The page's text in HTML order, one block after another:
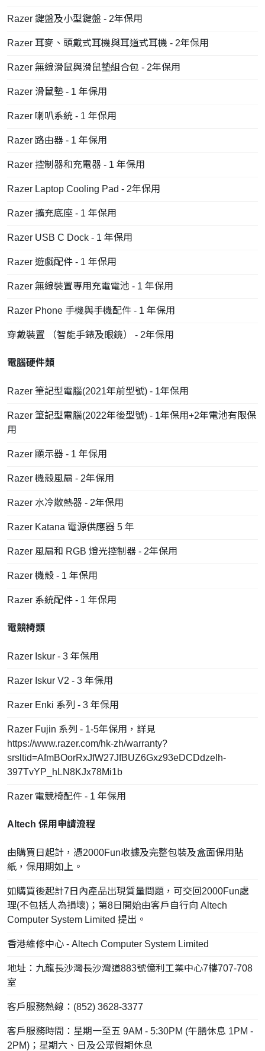
Razer 鍵盤及小型鍵盤 - 2年保用
Razer 耳麥、頭戴式耳機與耳道式耳機 - 2年保用
Razer 無線滑鼠與滑鼠墊組合包 - 2年保用
Razer 滑鼠墊 - 1 年保用
Razer 喇叭系統 - 1 年保用
Razer 路由器 - 1 年保用
Razer 控制器和充電器 - 1 年保用
Razer Laptop Cooling Pad - 2年保用
Razer 擴充底座 - 1 年保用
Razer USB C Dock - 1 年保用
Razer 遊戲配件 - 1 年保用
Razer 無線裝置專用充電電池 - 1 年保用
Razer Phone 手機與手機配件 - 1 年保用
穿戴裝置 （智能手錶及眼鏡） - 2年保用
電腦硬件類
Razer 筆記型電腦(2021年前型號) - 1年保用
Razer 筆記型電腦(2022年後型號) - 1年保用+2年電池有限保
用
Razer 顯示器 - 1 年保用
Razer 機殼風扇 - 2年保用
Razer 水冷散熱器 - 2年保用
Razer Katana 電源供應器 5 年
Razer 風扇和 RGB 燈光控制器 - 2年保用
Razer 機殼 - 1 年保用
Razer 系統配件 - 1 年保用
電競椅類
Razer Iskur - 3 年保用
Razer Iskur V2 - 3 年保用
Razer Enki 系列 - 3 年保用
Razer Fujin 系列 - 1-5年保用，詳見
https://www.razer.com/hk-zh/warranty?
srsltid=AfmBOorRxJfW27JfBUZ6Gxz93eDCDdzeIh-
397TvYP_hLN8KJx78Mi1b
Razer 電競椅配件 - 1 年保用
Altech 保用申請流程
由購買日起計，憑2000Fun收據及完整包裝及盒面保用貼
紙，保用期如上。
如購買後起計7日內產品出現質量問題，可交回2000Fun處
理(不包括人為損壞)；第8日開始由客戶自行向 Altech
Computer System Limited 提出。
香港維修中心 - Altech Computer System Limited
地址：九龍長沙灣長沙灣道883號億利工業中心7樓707-708
室
客戶服務熱線：(852) 3628-3377
客戶服務時間：星期一至五 9AM - 5:30PM (午膳休息 1PM -
2PM)；星期六、日及公眾假期休息